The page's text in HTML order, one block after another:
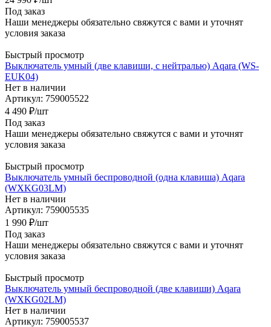
Под заказ
Наши менеджеры обязательно свяжутся с вами и уточнят
условия заказа
Быстрый просмотр
Выключатель умный (две клавиши, с нейтралью) Aqara (WS-
EUK04)
Нет в наличии
Артикул: 759005522
4 490 ₽/шт
Под заказ
Наши менеджеры обязательно свяжутся с вами и уточнят
условия заказа
Быстрый просмотр
Выключатель умный беспроводной (одна клавиша) Aqara
(WXKG03LM)
Нет в наличии
Артикул: 759005535
1 990 ₽/шт
Под заказ
Наши менеджеры обязательно свяжутся с вами и уточнят
условия заказа
Быстрый просмотр
Выключатель умный беспроводной (две клавиши) Aqara
(WXKG02LM)
Нет в наличии
Артикул: 759005537